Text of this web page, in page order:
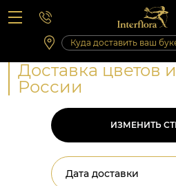
Вопросы-ответы
Сб 10:00 ‐ 14:00
Выходные и праздничные дни
Доставка цветов
России
ИЗМЕНИТЬ
Дата доставки